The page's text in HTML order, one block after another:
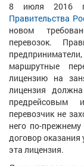
8 июля 2016
Правительства
новом
перевозок.
маршрутные
лицензию на
лицензия
предрейсовым
перевозчик не
него по-
договор оказания
эта лицензия.